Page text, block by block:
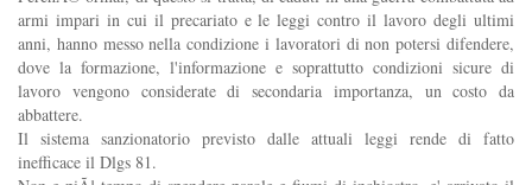
armi impari in cui il precariato e le leggi contro il lavoro degli ultimi
anni, hanno messo nella condizione i lavoratori di non potersi difendere,
dove la formazione, l'informazione e soprattutto condizioni sicure di
lavoro vengono considerate di secondaria importanza, un costo da
abbattere.
Il sistema sanzionatorio previsto dalle attuali leggi rende di fatto
inefficace il Dlgs 81.